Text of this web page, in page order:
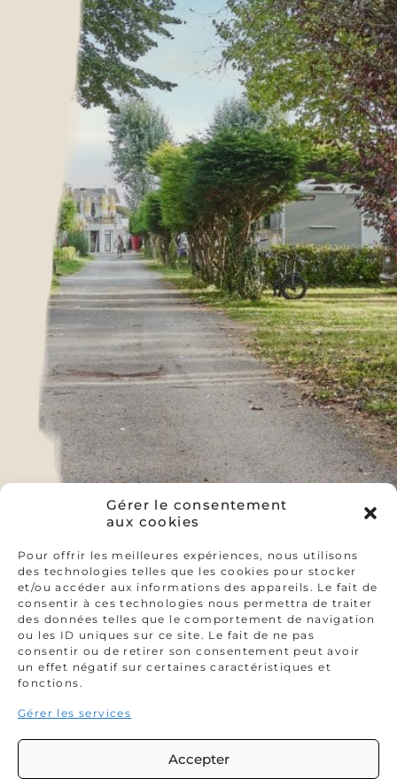
Gérer le consentement
aux cookies
Pour offrir les meilleures expériences, nous utilisons
des technologies telles que les cookies pour stocker
et/ou accéder aux informations des appareils. Le fait de
consentir à ces technologies nous permettra de traiter
des données telles que le comportement de navigation
ou les ID uniques sur ce site. Le fait de ne pas
consentir ou de retirer son consentement peut avoir
un effet négatif sur certaines caractéristiques et
fonctions.
Gérer les services
Accepter